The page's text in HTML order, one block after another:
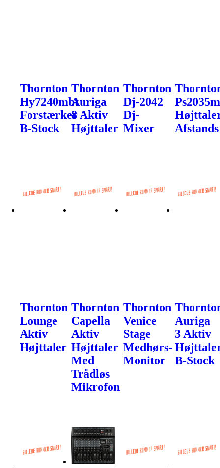
Thornton
Hy7240mbt
Forstærker
B-Stock
Thornton
Auriga
8 Aktiv
Højttaler
Thornton
Dj-2042
Dj-
Mixer
Ps2035m
Thornton
Lounge
Aktiv
Højttaler
Thornton
Capella
Aktiv
Højttaler
Med
Trådløs
Mikrofon
Thornton
Venice
Stage
Medhørs-
Monitor
Auriga
3 Aktiv
B-Stock